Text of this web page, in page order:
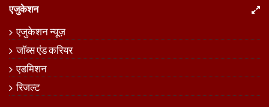
एजुकेशन
एजुकेशन न्यूज़
जॉब्स एंड करियर
एडमिशन
रिजल्ट